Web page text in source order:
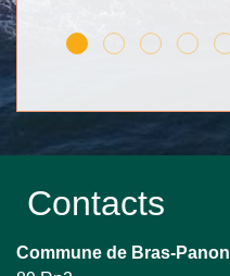
Contacts
Commune de Bras-Panon